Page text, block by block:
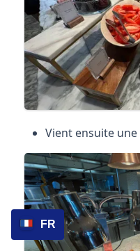
Vient ensuite une
FR